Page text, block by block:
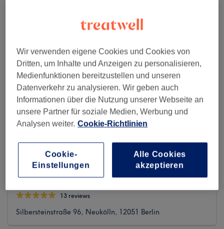
Aluna Beauty & Wellness
13 reviews
Silbersteinstraße 96, Neukölln, 12051 Berlin
Wir verwenden eigene Cookies und Cookies von
Dritten, um Inhalte und Anzeigen zu personalisieren,
Medienfunktionen bereitzustellen und unseren
Datenverkehr zu analysieren. Wir geben auch
Informationen über die Nutzung unserer Webseite an
unsere Partner für soziale Medien, Werbung und
Analysen weiter. Cookie-Richtlinien
Cookie-
Einstellungen
Alle Cookies
akzeptieren